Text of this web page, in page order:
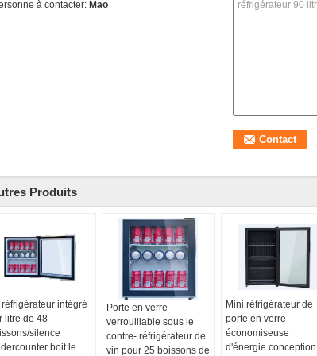
à contacter: Mao
Produits
réfrigérateur intégré
litre de 48
silence
boit le
Porte en verre
verrouillable sous le
contre- réfrigérateur de
vin pour 25 boissons de
Mini réfrigérateur de
porte en verre
économiseuse
d'énergie conception